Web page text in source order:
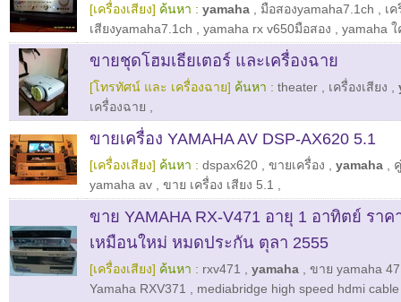
[เครื่องเสียง] ค้นหา : yamaha มือสองyamaha7.1ch
เค
เสียงyamaha7.1ch
yamaha rx v650มือสอง yamaha ใ
ขายชุดโฮมเธียเตอร์ และเครื่องฉาย
[โทรทัศน์ และ เครื่องฉาย] ค้นหา : theater เครื่องเสียง
เครื่องฉาย
ขายเครื่อง YAMAHA AV DSP-AX620 5.1
[เครื่องเสียง] ค้นหา : dspax620 ขายเครื่อง yamaha
yamaha av
ขาย เครื่อง เสียง 5.1
ขาย YAMAHA RX-V471 อายุ 1 อาทิตย์ ราค
เหมือนใหม่ หมดประกัน ตุลา 2555
[เครื่องเสียง] ค้นหา : rxv471 yamaha
ขาย yamaha
Yamaha RXV371
mediabridge high speed hdmi